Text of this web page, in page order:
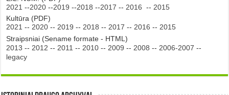
2021 --2020 --2019 --2018 --2017 -- 2016 -- 2015
Kultūra (PDF)
2021 -- 2020 -- 2019 -- 2018 -- 2017 -- 2016 -- 2015
Straipsniai (Sename formate - HTML)
2013 -- 2012 -- 2011 -- 2010 -- 2009 -- 2008 -- 2006-2007 --
legacy